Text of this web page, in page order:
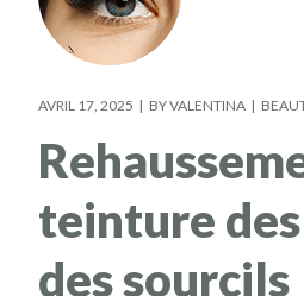
AVRIL 17, 2025 BYVALENTINA
teinture
des sourcils